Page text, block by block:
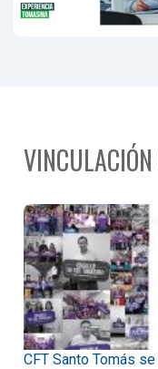
CFT Santo Tomás